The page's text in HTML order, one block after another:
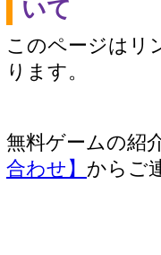
いて
このページはリ
ります。
無料ゲームの紹
合わせ】 からご